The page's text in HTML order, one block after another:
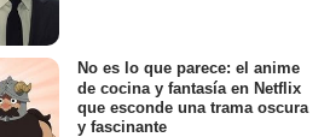
No es lo que parece: el anime
de cocina y fantasía en Netflix
que esconde una trama oscura
y fascinante